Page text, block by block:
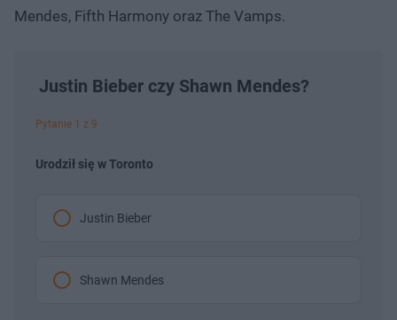
Mendes, Fifth Harmony oraz The Vamps.
Justin Bieber czy Shawn Mendes?
Pytanie 1 z 9
Urodził się w Toronto
Justin Bieber
Shawn Mendes